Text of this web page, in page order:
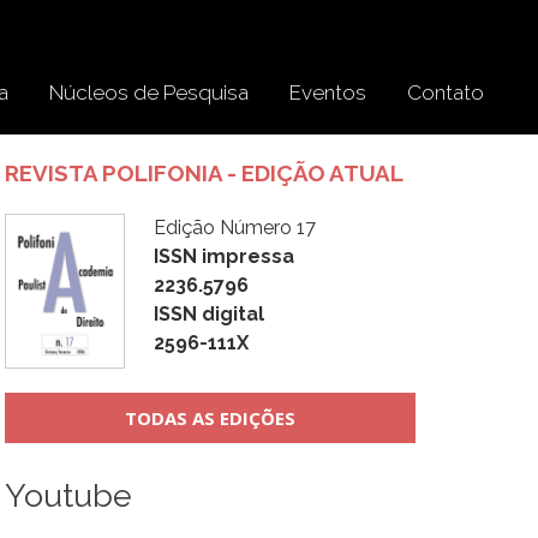
Núcleos de Pesquisa Eventos Contato
REVISTA POLIFONIA - EDIÇÃO ATUAL
Edição Número 17
ISSN impressa
2236.5796
ISSN digital
2596-111X
TODAS AS EDIÇÕES
Youtube